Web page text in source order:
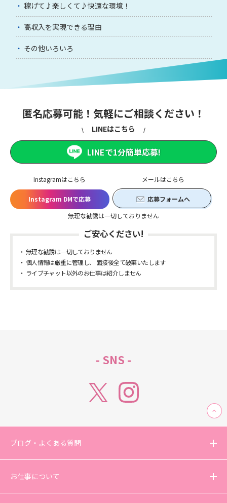
稼げて♪楽しくて♪快適な環境！
高収入を実現できる理由
その他いろいろ
匿名応募可能！気軽にご相談ください！
Instagramはこちら
Instagram DMで応募
メールはこちら
応募フォームへ
無理な勧誘は一切しておりません
LINEはこちら
LINEで1分簡単応募!
ご安心ください!
無理な勧誘は一切しておりません
個人情報は厳重に管理し、 面接後全て破棄いたします
ライブチャット以外のお仕事は紹介しません
- SNS -
ブログ・よくある質問
お仕事について